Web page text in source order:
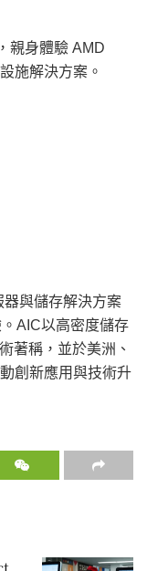
親身體驗 AMD
施解決方案。
與儲存解決方案
AIC以高密度儲存
著稱，並於美洲、
創新應用與技術升